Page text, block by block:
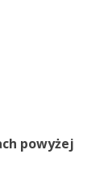
powyżej